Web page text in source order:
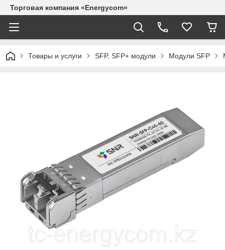
Торговая компания «Energycom»
Товары и услуги SFP, SFP+ модули Модули SFP